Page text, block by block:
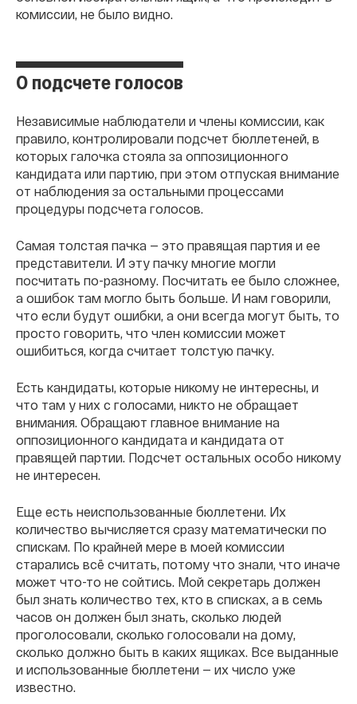
комиссии, не было видно.
О подсчете голосов
Независимые наблюдатели и члены комиссии, как
правило, контролировали подсчет бюллетеней, в
которых галочка стояла за оппозиционного
кандидата или партию, при этом отпуская внимание
от наблюдения за остальными процессами
процедуры подсчета голосов.
Самая толстая пачка — это правящая партия и ее
представители. И эту пачку многие могли
посчитать по-разному. Посчитать ее было сложнее,
а ошибок там могло быть больше. И нам говорили,
что если будут ошибки, а они всегда могут быть, то
просто говорить, что член комиссии может
ошибиться, когда считает толстую пачку.
Есть кандидаты, которые никому не интересны, и
что там у них с голосами, никто не обращает
внимания. Обращают главное внимание на
оппозиционного кандидата и кандидата от
правящей партии. Подсчет остальных особо никому
не интересен.
Еще есть неиспользованные бюллетени. Их
количество вычисляется сразу математически по
спискам. По крайней мере в моей комиссии
старались всё считать, потому что знали, что иначе
может что-то не сойтись. Мой секретарь должен
был знать количество тех, кто в списках, а в семь
часов он должен был знать, сколько людей
проголосовали, сколько голосовали на дому,
сколько должно быть в каких ящиках. Все выданные
и использованные бюллетени — их число уже
известно.